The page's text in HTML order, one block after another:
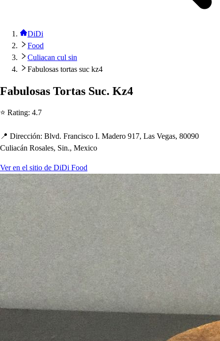
DiDi
Food
Culiacan cul sin
Fabulosas tortas suc kz4
Fabulosas Tortas Suc. Kz4
⭐ Rating: 4.7
📍 Dirección: Blvd. Francisco I. Madero 917, Las Vegas, 80090
Culiacán Rosales, Sin., Mexico
Ver en el sitio de DiDi Food